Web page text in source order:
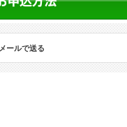
メールで送る